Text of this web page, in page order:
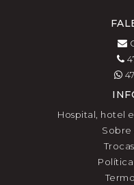
Hospital, hotel
Sobre